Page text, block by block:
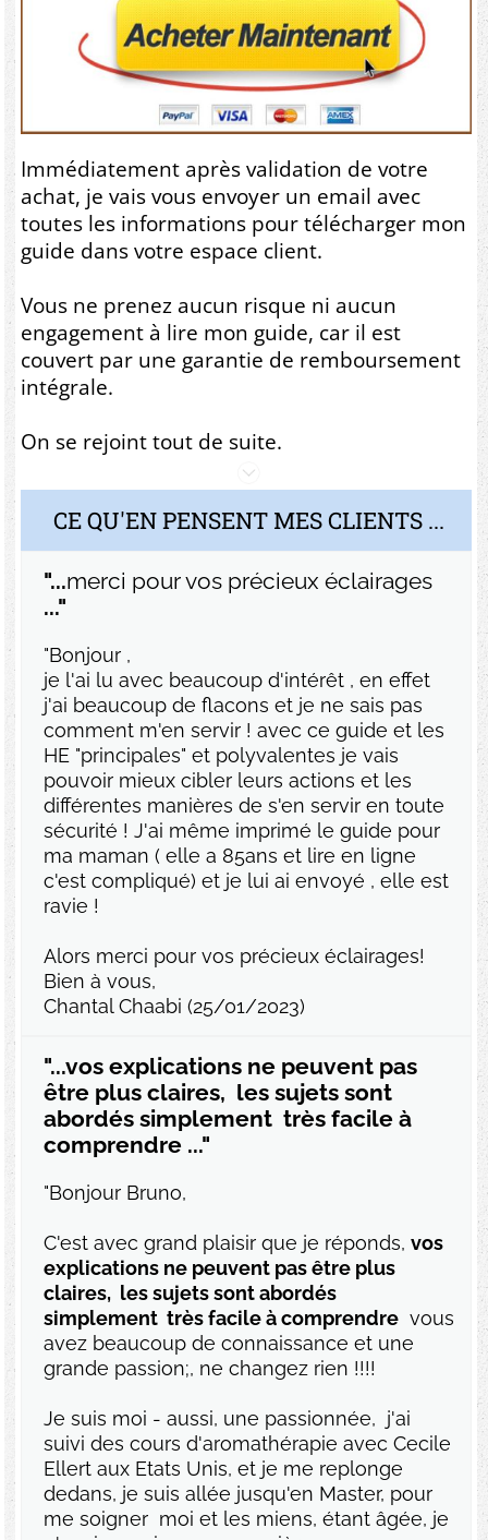
Immédiatement après validation de votre
achat, je vais vous envoyer un email avec
toutes les informations pour télécharger mon
guide dans votre espace client.
Vous ne prenez aucun risque ni aucun
engagement à lire mon guide, car il est
couvert par une garantie de remboursement
intégrale.
On se rejoint tout de suite.
CE QU'EN PENSENT MES CLIENTS ...
"...merci pour vos précieux éclairages
..."
"Bonjour ,
je l'ai lu avec beaucoup d'intérêt , en effet
j'ai beaucoup de flacons et je ne sais pas
comment m'en servir ! avec ce guide et les
HE "principales" et polyvalentes je vais
pouvoir mieux cibler leurs actions et les
différentes manières de s'en servir en toute
sécurité ! J'ai même imprimé le guide pour
ma maman ( elle a 85ans et lire en ligne
c'est compliqué) et je lui ai envoyé , elle est
ravie !
Alors merci pour vos précieux éclairages!
Bien à vous,
Chantal Chaabi (25/01/2023)
"...vos explications ne peuvent pas
être plus claires, les sujets sont
abordés simplement très facile à
comprendre ..."
"Bonjour Bruno,
C'est avec grand plaisir que je réponds, vos
explications ne peuvent pas être plus
claires, les sujets sont abordés
simplement très facile à comprendre vous
avez beaucoup de connaissance et une
grande passion;, ne changez rien !!!!
Je suis moi - aussi, une passionnée, j'ai
suivi des cours d'aromathérapie avec Cecile
Ellert aux Etats Unis, et je me replonge
dedans, je suis allée jusqu'en Master, pour
me soigner moi et les miens, étant âgée, je